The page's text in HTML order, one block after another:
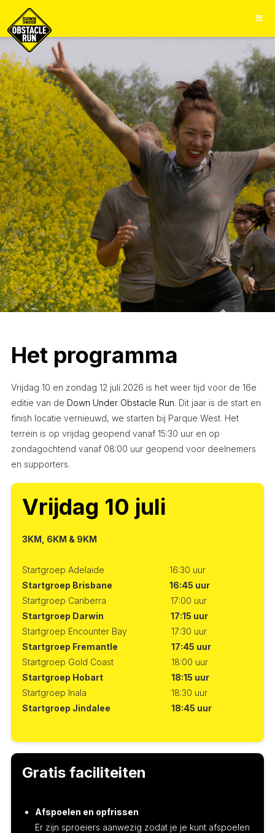
Het programma
Vrijdag 10 en zondag 12 juli 2026 is het weer tijd voor de 16e
editie van de Down Under Obstacle Run. Dit jaar is de start en
finish locatie vernieuwd, we starten bij Parque West. Het
terrein is op vrijdag geopend vanaf 15:30 uur en op
zondagochtend vanaf 08:00 uur geopend voor deelnemers
en supporters.
Vrijdag 10 juli
3KM, 6KM & 9KM
Startgroep Adelaide
16:30 uur
Startgroep Brisbane
16:45 uur
Startgroep Canberra
17:00 uur
Startgroep Darwin
17:15 uur
Startgroep Encounter Bay
17:30 uur
Startgroep Fremantle
17:45 uur
Startgroep Gold Coast
18:00 uur
Startgroep Hobart
18:15 uur
Startgroep Inala
18:30 uur
Startgroep Jindalee
18:45 uur
Gratis faciliteiten
Afspoelen en opfrissen
Er zijn sproeiers aanwezig zodat je je kunt afspoelen